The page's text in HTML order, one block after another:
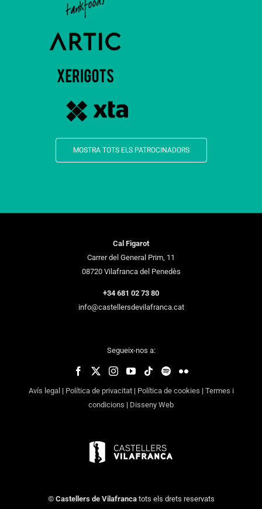
MOSTRA TOTS ELS PATROCINADORS
Cal Figarot
Carrer del General Prim, 11
08720 Vilafranca del Penedès
+34 681 02 73 80
info@castellersdevilafranca.cat
Segueix-nos a:
Avís legal| Política de privacitat| Política de cookies | Termes i
condicions | Disseny Web
© Castellers de Vilafrancatots els drets reservats